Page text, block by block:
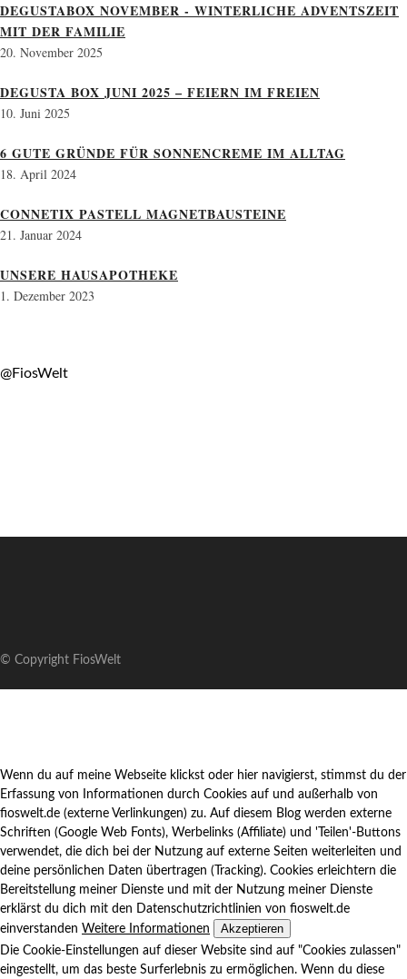
DEGUSTABOX NOVEMBER - WINTERLICHE ADVENTSZEIT
MIT DER FAMILIE
20. November 2025
DEGUSTA BOX JUNI 2025 – FEIERN IM FREIEN
10. Juni 2025
6 GUTE GRÜNDE FÜR SONNENCREME IM ALLTAG
18. April 2024
CONNETIX PASTELL MAGNETBAUSTEINE
21. Januar 2024
UNSERE HAUSAPOTHEKE
1. Dezember 2023
@FiosWelt
© Copyright FiosWelt
Wenn du auf meine Webseite klickst oder hier navigierst, stimmst du der
Erfassung von Informationen durch Cookies auf und außerhalb von
fioswelt.de (externe Verlinkungen) zu. Auf diesem Blog werden externe
Schriften (Google Web Fonts), Werbelinks (Affiliate) und 'Teilen'-Buttons
verwendet, die dich bei der Nutzung auf externe Seiten weiterleiten und
deine persönlichen Daten übertragen (Tracking). Cookies erleichtern die
Bereitstellung meiner Dienste und mit der Nutzung meiner Dienste
erklärst du dich mit den Datenschutzrichtlinien von fioswelt.de
einverstanden Weitere Informationen Akzeptieren
Die Cookie-Einstellungen auf dieser Website sind auf "Cookies zulassen"
eingestellt, um das beste Surferlebnis zu ermöglichen. Wenn du diese